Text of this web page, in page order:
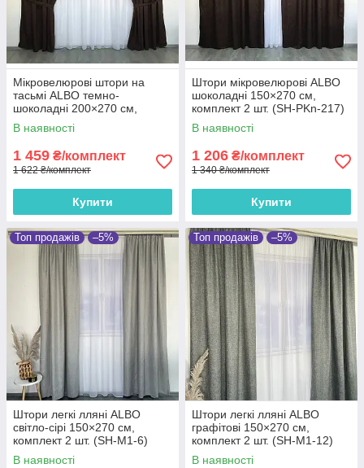
Мікровелюрові штори на
тасьмі ALBO темно-
шоколадні 200×270 см,
комплект 2 шт. (SH-PK-217)
В наявності
1 459 ₴/комплект
1 622 ₴/комплект
Купити
Штори мікровелюрові ALBO
шоколадні 150×270 см,
комплект 2 шт. (SH-PKn-217)
В наявності
1 206 ₴/комплект
1 340 ₴/комплект
Купити
Топ продажів –5%
Штори легкі лляні ALBO
світло-сірі 150×270 см,
комплект 2 шт. (SH-M1-6)
В наявності
Топ продажів –5%
Штори легкі лляні ALBO
графітові 150×270 см,
комплект 2 шт. (SH-M1-12)
В наявності